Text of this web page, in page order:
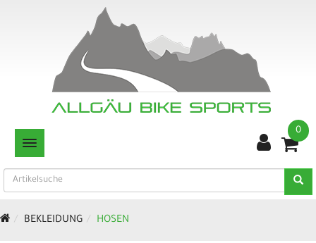
TOGGLE NAVIGATION
0
BEKLEIDUNG HOSEN